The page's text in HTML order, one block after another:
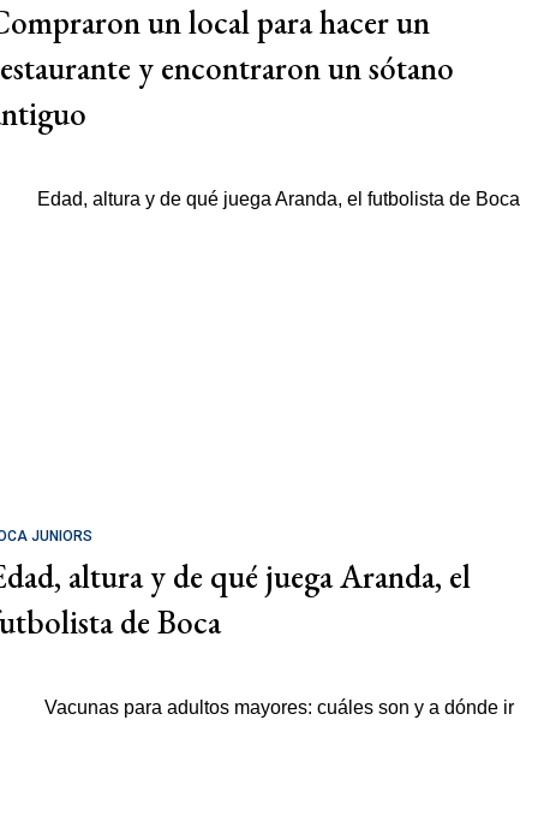
un local para hacer un
y encontraron un sótano
JUNIORS
altura y de qué juega Aranda, el
de Boca